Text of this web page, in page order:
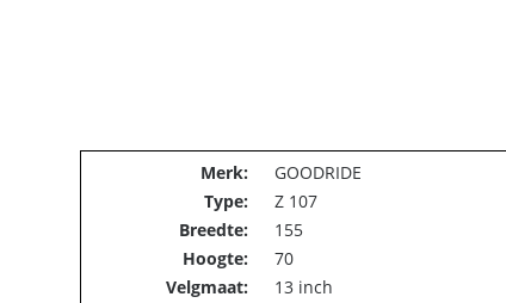
Merk: GOODRIDE
Type:
Z 107
Breedte:
155
Hoogte:
70
Velgmaat:
13 inch